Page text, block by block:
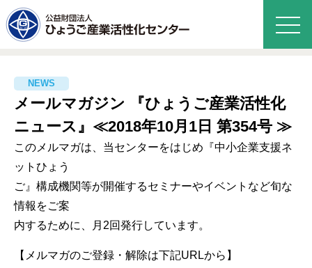
メールマガジン 『ひょうご産業活性化
ニュース』≪2018年10月1日 第354号 ≫
このメルマガは、当センターをはじめ『中小企業支援ネ
ットひょう
ご』構成機関等が開催するセミナーやイベントなど旬な
情報をご案
内するために、月2回発行しています。
【メルマガのご登録・解除は下記URLから】